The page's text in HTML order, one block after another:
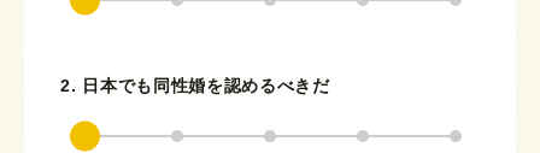
2. 日本でも同性婚を認めるべきだ